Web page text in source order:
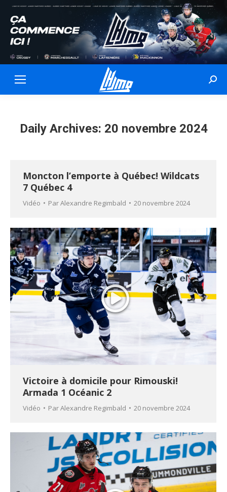
Daily Archives: 20 novembre 2024
Moncton l’emporte à Québec! Wildcats
7 Québec 4
Vidéo ParAlexandre Regimbald 20 novembre 2024
Victoire à domicile pour Rimouski!
Armada 1 Océanic 2
Vidéo ParAlexandre Regimbald 20 novembre 2024